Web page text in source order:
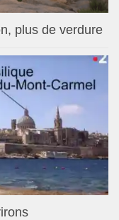
plus de verdure